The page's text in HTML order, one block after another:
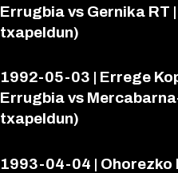
Errugbia vs Gernika RT
txapeldun)
1992-05-03 | Errege
Errugbia vs
txapeldun)
1993-04-04 | Ohorezko